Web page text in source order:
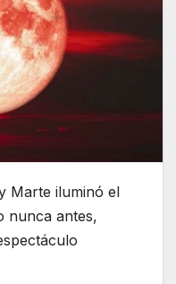
Marte iluminó el
nunca antes,